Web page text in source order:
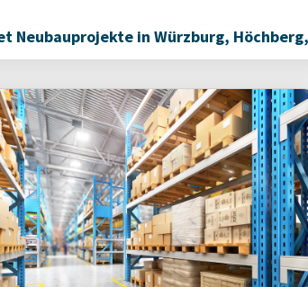
Neubauprojekte in Würzburg,